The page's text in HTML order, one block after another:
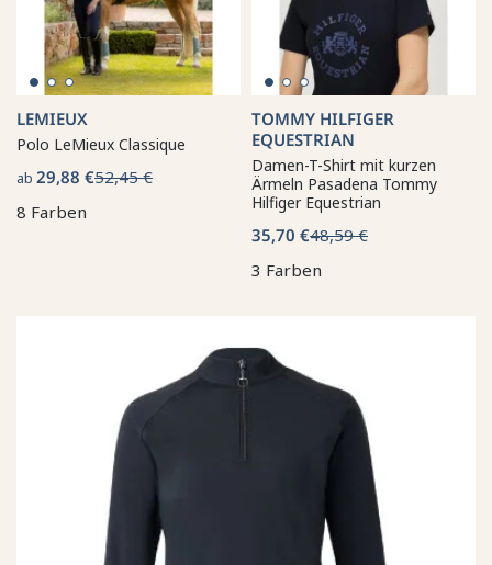
LEMIEUX
Polo LeMieux Classique
ab 29,88 €52,45 €
8 Farben
TOMMY HILFIGER
EQUESTRIAN
Damen-T-Shirt mit kurzen
Ärmeln Pasadena Tommy
Hilfiger Equestrian
35,70 €48,59 €
3 Farben